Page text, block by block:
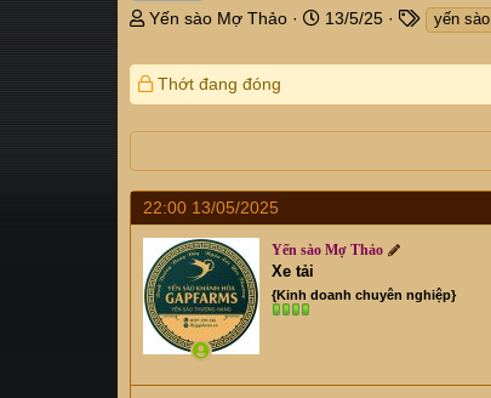
T
r
e
a
d
a
r
e
r
Yến sào Mợ Thảo
N
à
g
ử
13/5/25
T
g
yến sào
Thớt đang đóng
22:00 13/05/2025
Yến sào Mợ Thảo
Xe tải
{Kinh doanh chuyên nghiệp}